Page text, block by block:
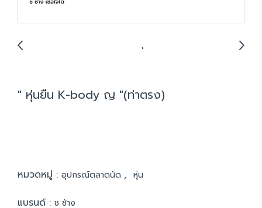
" หุ่นยืน K-body ญ "(ท่าตรง)
หมวดหมู่ : อุปกรณ์ตลาดนัด , หุ่น
แบรนด์ : ช ช้าง